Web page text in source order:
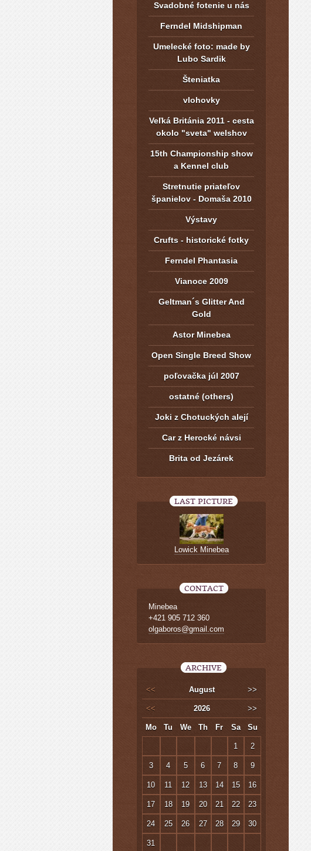
Svadobné fotenie u nás
Ferndel Midshipman
Umelecké foto: made by
Lubo Sardik
Šteniatka
vlohovky
Veľká Británia 2011 - cesta
okolo "sveta" welshov
15th Championship show
a Kennel club
Stretnutie priateľov
španielov - Domaša 2010
Výstavy
Crufts - historické fotky
Ferndel Phantasia
Vianoce 2009
Geltman´s Glitter And
Gold
Astor Minebea
Open Single Breed Show
poľovačka júl 2007
ostatné (others)
Joki z Chotuckých alejí
Car z Herocké návsi
Brita od Jezárek
LAST PICTURE
Lowick Minebea
CONTACT
Minebea
+421 905 712 360
olgaboros@gmail.com
ARCHIVE
<< August >>
<< 2026 >>
Mo Tu We Th Fr Sa Su
1 2
3 4 5 6 7 8 9
10 11 12 13 14 15 16
17 18 19 20 21 22 23
24 25 26 27 28 29 30
31